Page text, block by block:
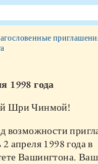
1998 года
Шри Чинмой!
возможности
апреля 1998 года в
Вашингтона.